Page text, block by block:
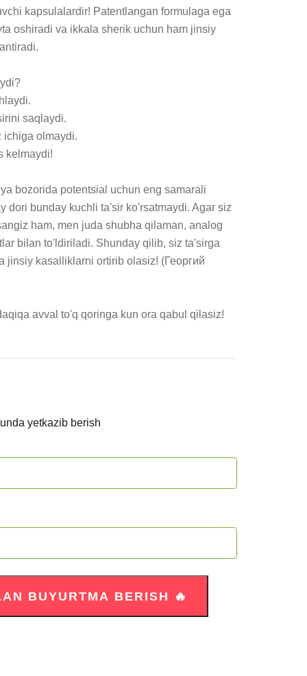
kapsulalardir! Patentlangan formulaga ega
oshiradi va ikkala sherik uchun ham jinsiy
saqlaydi.
olmaydi.
kelmaydi!
bozorida potentsial uchun eng samarali
dori bunday kuchli ta'sir ko'rsatmaydi. Agar siz
ham, men juda shubha qilaman, analog
bilan to'ldiriladi. Shunday qilib, siz ta'sirga
jinsiy kasalliklarni ortirib olasiz! (Георгий
avval to'q qoringa kun ora qabul qilasiz!
yetkazib berish